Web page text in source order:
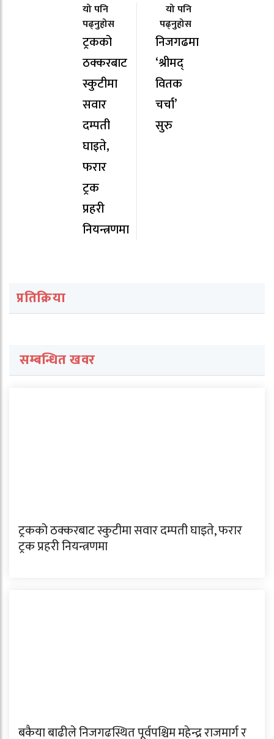
यो पनि
पढ्नुहोस
ट्रकको
ठक्करबाट
स्कुटीमा
सवार
दम्पती
घाइते,
फरार
ट्रक
प्रहरी
नियन्त्रणमा
यो पनि
पढ्नुहोस
निजगढमा
‘श्रीमद्
वितक
चर्चा’
सुरु
प्रतिक्रिया
सम्बन्धित खवर
ट्रकको ठक्करबाट स्कुटीमा सवार दम्पती घाइते, फरार
ट्रक प्रहरी नियन्त्रणमा
बकैया बाढीले निजगढस्थित पूर्वपश्चिम महेन्द्र राजमार्ग र